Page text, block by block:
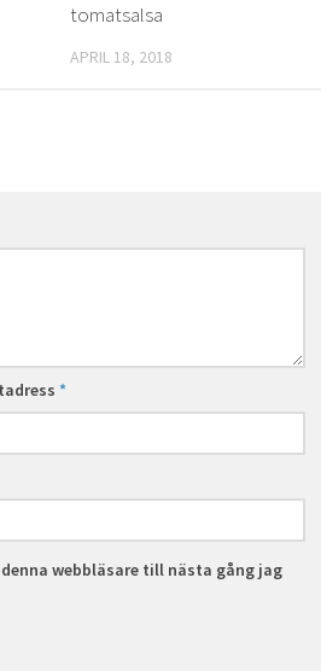
tomatsalsa
APRIL 18, 2018
*
webbläsare till nästa gång jag